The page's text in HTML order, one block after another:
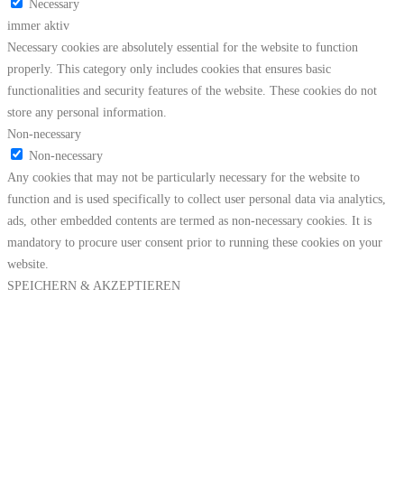
Necessary
immer aktiv
Necessary cookies are absolutely essential for the website to function
properly. This category only includes cookies that ensures basic
functionalities and security features of the website. These cookies do not
store any personal information.
Non-necessary
Non-necessary
Any cookies that may not be particularly necessary for the website to
function and is used specifically to collect user personal data via analytics,
ads, other embedded contents are termed as non-necessary cookies. It is
mandatory to procure user consent prior to running these cookies on your
website.
SPEICHERN & AKZEPTIEREN